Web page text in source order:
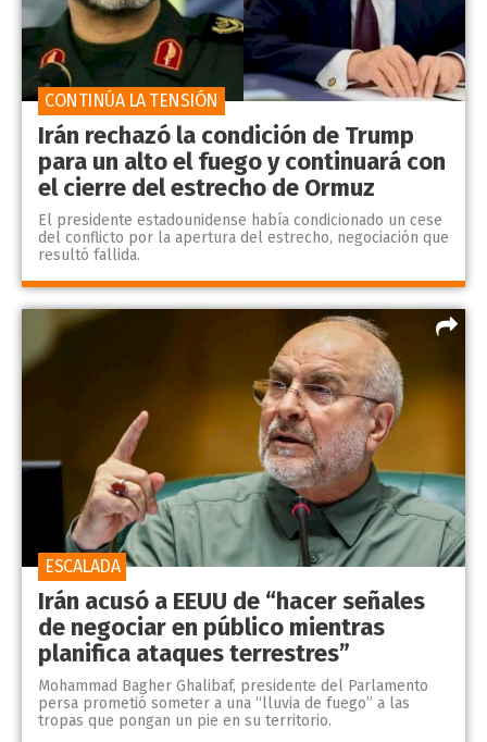
Irán rechazó la condición de Trump
para un alto el fuego y continuará con
el cierre del estrecho de Ormuz
El presidente estadounidense había condicionado un cese
del conflicto por la apertura del estrecho, negociación que
resultó fallida.
CONTINÚA LA TENSIÓN
Irán acusó a EEUU de “hacer señales
de negociar en público mientras
planifica ataques terrestres”
Mohammad Bagher Ghalibaf, presidente del Parlamento
persa prometió someter a una “lluvia de fuego” a las
tropas que pongan un pie en su territorio.
ESCALADA